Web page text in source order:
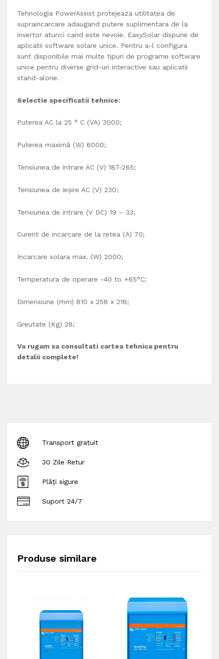
Tehnologia PowerAssist protejeaza utilitatea de
supraincarcare adaugand putere suplimentara de la
invertor atunci cand este nevoie. EasySolar dispune de
aplicatii software solare unice. Pentru a-l configura
sunt disponibile mai multe tipuri de programe software
unice pentru diverse grid-uri interactive sau aplicatii
stand-alone.
Selectie specificatii tehnice:
Puterea AC la 25 ° C (VA) 3000;
Puterea maximă (W) 6000;
Tensiunea de intrare AC (V) 187-265;
Tensiunea de ieșire AC (V) 230;
Tensiunea de intrare (V DC) 19 – 33;
Curent de incarcare de la retea (A) 70;
Incarcare solara max. (W) 2000;
Temperatura de operare -40 to +65°C;
Dimensiune (mm) 810 x 258 x 218;
Greutate (Kg) 28;
Va rugam sa consultati cartea tehnica pentru
detalii complete!
Transport gratuit
30 Zile Retur
Plăți sigure
Suport 24/7
Produse similare